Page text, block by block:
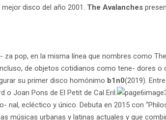
disco del año 2001. The Avalanches
pop, en la misma línea que nombres como
de objetos cotidianos como tene- dores o
su primer disco homónimo b1n0(2019).
o Joan Pons de El Petit de Cal Eril.
nal, ecléctico y único. Debuta en 2015 con
músicas urbanas y latinas actuales y que